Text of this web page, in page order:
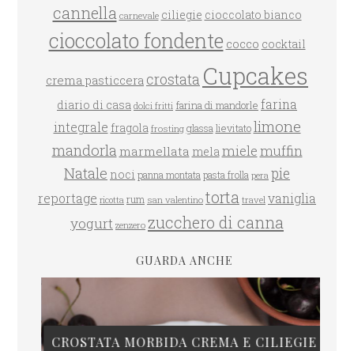
cannella carnevale ciliegie cioccolato bianco
cioccolato fondente cocco cocktail
crema pasticcera crostata Cupcakes
diario di casa dolci fritti farina di mandorle farina
integrale fragola frosting glassa lievitato limone
mandorla marmellata melamielemuffin
Natale noci panna montata pasta frolla pera pie
reportage ricotta rum san valentino torta travel vaniglia
yogurt zenzero zucchero di canna
GUARDA ANCHE
CROSTATA MORBIDA CREMA E CILIEGIE